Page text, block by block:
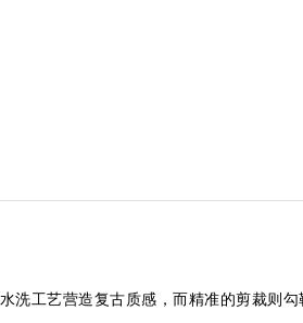
工艺营造复古质感，而精准的剪裁则